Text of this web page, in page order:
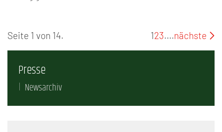
Seite 1 von 14. 123....nächste
Presse
Newsarchiv